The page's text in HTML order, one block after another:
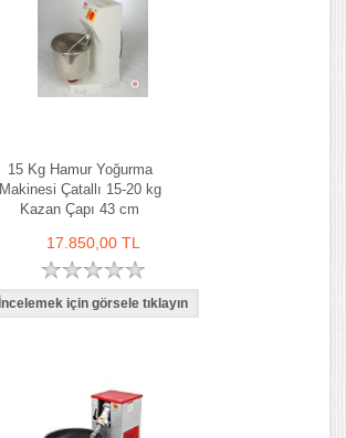
15 Kg Hamur Yoğurma
Makinesi Çatallı 15-20 kg
Kazan Çapı 43 cm
17.850,00 TL